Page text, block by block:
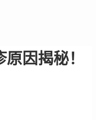
因揭秘！